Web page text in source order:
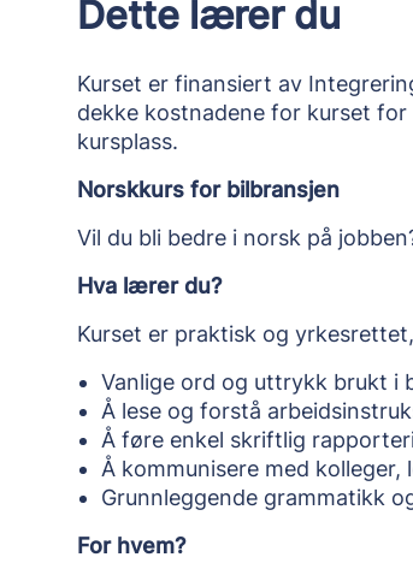
Dette lærer du
Kurset er finansiert av
dekke kostnadene for kurset for
kursplass.
Norskkurs for bilbransjen
Vil du bli bedre i norsk på
Hva lærer du?
Kurset er praktisk og
Vanlige ord og uttrykk brukt i
Å lese og forstå
Å føre enkel skriftlig
Å kommunisere med kolleger,
Grunnleggende grammatikk
For hvem?